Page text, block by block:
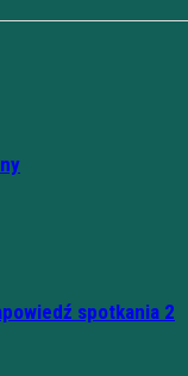
spotkania 2